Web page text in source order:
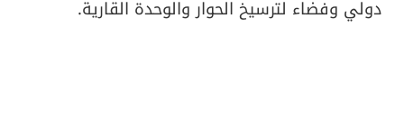
دولي وفضاء لترسيخ الحوار والوحدة القارية.